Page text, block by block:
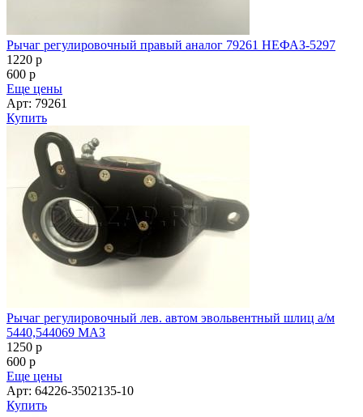
Рычаг регулировочный правый аналог 79261 НЕФАЗ-5297
1220 p
600 p
Еще цены
Арт: 79261
Купить
Рычаг регулировочный лев. автом эвольвентный шлиц а/м
5440,544069 МАЗ
1250 p
600 p
Еще цены
Арт: 64226-3502135-10
Купить